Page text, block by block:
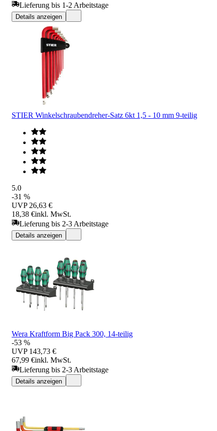
Lieferung bis 1-2 Arbeitstage
Details anzeigen
STIER Winkelschraubendreher-Satz 6kt 1,5 - 10 mm 9-teilig
5.0
-31 %
UVP 26,63 €
18,38 €inkl. MwSt.
Lieferung bis 2-3 Arbeitstage
Details anzeigen
Wera Kraftform Big Pack 300, 14-teilig
-53 %
UVP 143,73 €
67,99 €inkl. MwSt.
Lieferung bis 2-3 Arbeitstage
Details anzeigen